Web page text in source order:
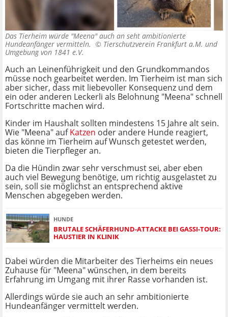
Das Tierheim würde "Meena" auch an seht ambitionierte
Hundeanfänger vermitteln. © Tierschutzverein Frankfurt a.M. und
Umgebung von 1841 e.V.
Auch an Leinenführigkeit und den Grundkommandos
müsse noch gearbeitet werden. Im Tierheim ist man sich
aber sicher, dass mit liebevoller Konsequenz und dem
ein oder anderen Leckerli als Belohnung "Meena" schnell
Fortschritte machen wird.
Kinder im Haushalt sollten mindestens 15 Jahre alt sein.
Wie "Meena" aufKatzen oder andere Hunde reagiert,
das könne im Tierheim auf Wunsch getestet werden,
bieten die Tierpfleger an.
Da die Hündin zwar sehr verschmust sei, aber eben
auch viel Bewegung benötige, um richtig ausgelastet zu
sein, soll sie möglichst an entsprechend aktive
Menschen abgegeben werden.
HUNDE
BRUTALE SCHÄFERHUND-ATTACKE BEI GASSI-TOUR:
HAUSTIER IN KLINIK
Dabei würden die Mitarbeiter des Tierheims ein neues
Zuhause für "Meena" wünschen, in dem bereits
Erfahrung im Umgang mit ihrer Rasse vorhanden ist.
Allerdings würde sie auch an sehr ambitionierte
Hundeanfänger vermittelt werden.